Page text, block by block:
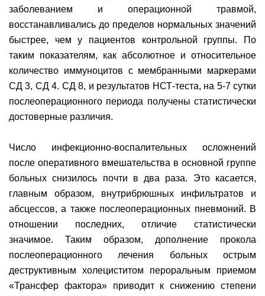
заболеванием и операционной травмой,
восстанавливались до пределов нормальных значений
быстрее, чем у пациентов контрольной группы. По
таким показателям, как абсолютное и относительное
количество иммуноцитов с мембранными маркерами
СД 3, СД 4. СД 8, и результатов НСТ-теста, на 5-7 сутки
послеоперационного периода получены статистически
достоверные различия.
Число инфекционно-воспалительных осложнений
после оперативного вмешательства в основной группе
больных снизилось почти в два раза. Это касается,
главным образом, внутрибрюшных инфильтратов и
абсцессов, а также послеоперационных пневмоний. В
отношении последних, отличие статистически
значимое. Таким образом, дополнение прокола
послеоперационного лечения больных острым
деструктивным холециститом пероральным приемом
«Трансфер фактора» приводит к снижению степени